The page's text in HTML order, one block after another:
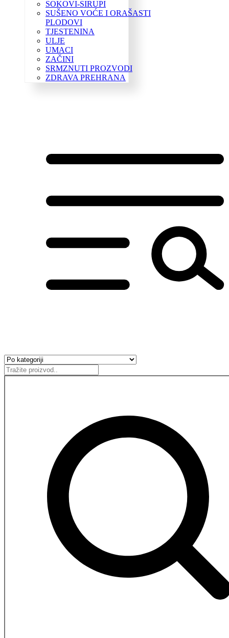
SOKOVI-SIRUPI
SUŠENO VOĆE I ORAŠASTI
PLODOVI
TJESTENINA
ULJE
UMACI
ZAČINI
SRMZNUTI PROZVODI
ZDRAVA PREHRANA